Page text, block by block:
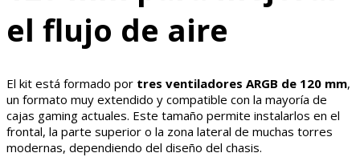
el flujo de aire
El kit está formado por tres ventiladores ARGB de 120 mm,
un formato muy extendido y compatible con la mayoría de
cajas gaming actuales. Este tamaño permite instalarlos en el
frontal, la parte superior o la zona lateral de muchas torres
modernas, dependiendo del diseño del chasis.